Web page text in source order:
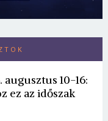
10-16:
ez az időszak